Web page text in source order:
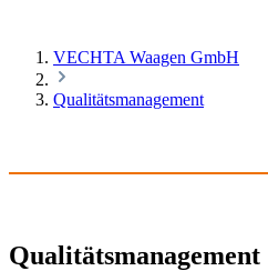
VECHTA Waagen GmbH
Qualitätsmanagement
Qualitätsmanagement